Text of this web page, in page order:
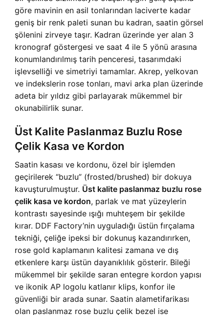
göre mavinin en asil tonlarından laciverte kadar
geniş bir renk paleti sunan bu kadran, saatin görsel
şölenini zirveye taşır. Kadran üzerinde yer alan 3
kronograf göstergesi ve saat 4 ile 5 yönü arasına
konumlandırılmış tarih penceresi, tasarımdaki
işlevselliği ve simetriyi tamamlar. Akrep, yelkovan
ve indekslerin rose tonları, mavi arka plan üzerinde
adeta bir yıldız gibi parlayarak mükemmel bir
okunabilirlik sunar.
Üst Kalite Paslanmaz Buzlu Rose
Çelik Kasa ve Kordon
Saatin kasası ve kordonu, özel bir işlemden
geçirilerek “buzlu” (frosted/brushed) bir dokuya
kavuşturulmuştur. Üst kalite paslanmaz buzlu rose
çelik kasa ve kordon, parlak ve mat yüzeylerin
kontrastı sayesinde ışığı muhteşem bir şekilde
kırar. DDF Factory’nin uyguladığı üstün fırçalama
tekniği, çeliğe ipeksi bir dokunuş kazandırırken,
rose gold kaplamanın kalitesi zamana ve dış
etkenlere karşı üstün dayanıklılık gösterir. Bileği
mükemmel bir şekilde saran entegre kordon yapısı
ve ikonik AP logolu katlanır klips, konfor ile
güvenliği bir arada sunar. Saatin alametifarikası
olan paslanmaz rose buzlu çelik bezel ise